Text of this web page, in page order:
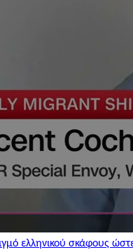
ελληνικού σκάφους